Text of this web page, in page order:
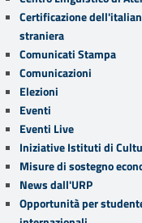
Certificazione
straniera
Comunicati Stampa
Comunicazioni
Elezioni
Eventi
Eventi Live
Iniziative Istituti di
Misure di sostegno
News dall'URP
Opportunità per